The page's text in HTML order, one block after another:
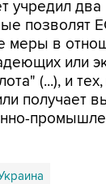
меры в
или
(...), и
получает